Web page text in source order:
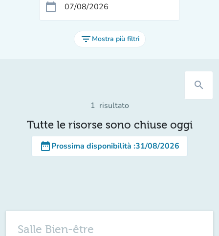
calendar_today
filter_list Mostra più filtri
search
1 risultato
Tutte le risorse sono chiuse oggi
date_rangeProssima disponibilità :31/08/2026
Salle Bien-être